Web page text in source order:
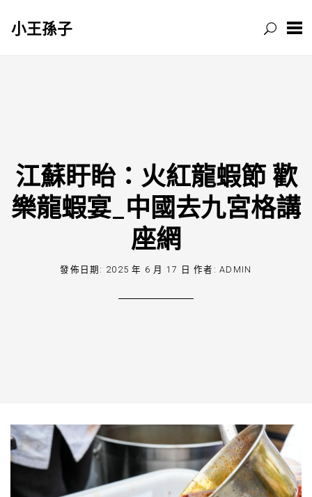
小王孫子
江蘇盱眙：火紅龍蝦節 歡
樂龍蝦宴_中國去九宮格講
座網
發佈日期: 2025 年 6 月 17 日 作者:ADMIN